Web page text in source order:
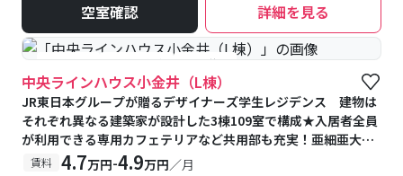
空室確認 詳細を見る
#食事付き #予約受付中 #空室待ち
中央ラインハウス小金井（L棟）
JR東日本グループが贈るデザイナーズ学生レジデンス 建物は
それぞれ異なる建築家が設計した3棟109室で構成★入居者全員
が利用できる専用カフェテリアなど共用部も充実！亜細亜大学
提携寮
賃料 4.7万円-4.9万円／月